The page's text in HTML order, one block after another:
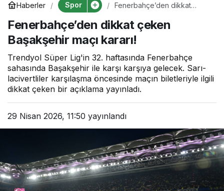
Haberler Spor
Fenerbahçe’den dikkat
kararı!
Fenerbahçe’den dikkat çeken
Başakşehir maçı kararı!
Trendyol Süper Lig'in 32. haftasında Fenerbahçe
sahasında Başakşehir ile karşı karşıya gelecek. Sarı-
lacivertliler karşılaşma öncesinde maçın biletleriyle ilgili
dikkat çeken bir açıklama yayınladı.
29 Nisan 2026, 11:50 yayınlandı